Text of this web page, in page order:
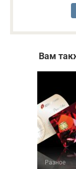
Вам
Разное